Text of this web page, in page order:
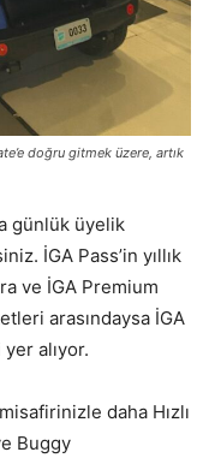
doğru gitmek üzere, artık
günlük üyelik
İGA Pass’in yıllık
ve İGA Premium
arasındaysa İGA
alıyor.
daha Hızlı
Buggy